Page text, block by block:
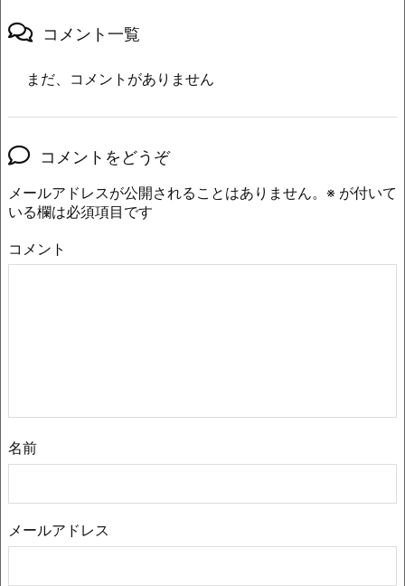
コメント一覧
まだ、コメントがありません
コメントをどうぞ
メールアドレスが公開されることはありません。 ※ が付いて
いる欄は必須項目です
コメント
名前
メールアドレス